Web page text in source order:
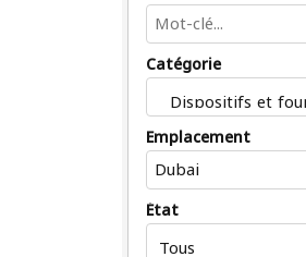
Catégorie
Emplacement
État